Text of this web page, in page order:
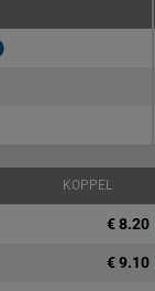
KOPPEL
€ 8.20
€ 9.10